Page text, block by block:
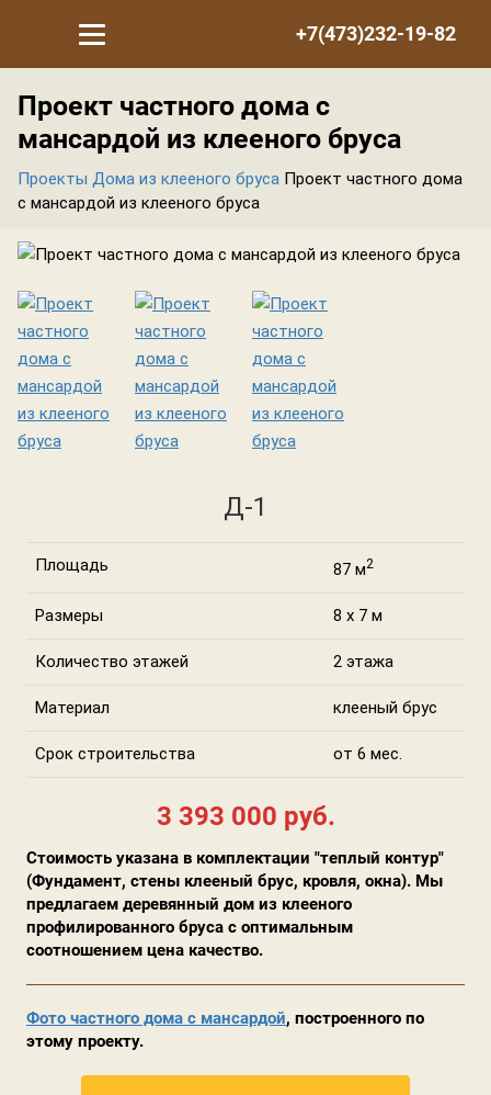
+7(473)232-19-82
Проект частного дома с
мансардой из клееного бруса
Проекты Дома из клееного бруса Проект частного дома
с мансардой из клееного бруса
Д-1
Площадь 87 м2
Размеры 8 х 7 м
Количество этажей 2 этажа
Материал клееный брус
Срок строительства от 6 мес.
3 393 000 руб.
Стоимость указана в комплектации "теплый контур"
(Фундамент, стены клееный брус, кровля, окна). Мы
предлагаем деревянный дом из клееного
профилированного бруса с оптимальным
соотношением цена качество.
Фото частного дома с мансардой, построенного по
этому проекту.